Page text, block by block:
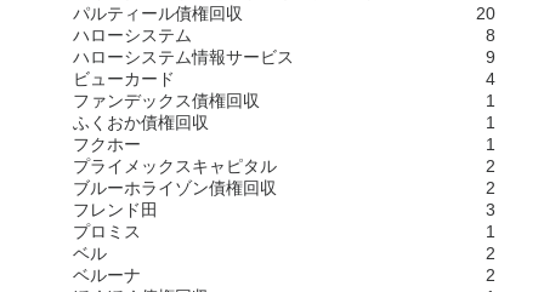
パルティール債権回収
20
ハローシステム
8
ハローシステム情報サービス
9
ビューカード
4
ファンデックス債権回収
1
ふくおか債権回収
1
フクホー
1
プライメックスキャピタル
2
ブルーホライゾン債権回収
2
フレンド田
3
プロミス
1
ベル
2
ベルーナ
2